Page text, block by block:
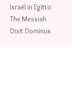
Israël in Egitto
The Messiah
Dixit Dominus